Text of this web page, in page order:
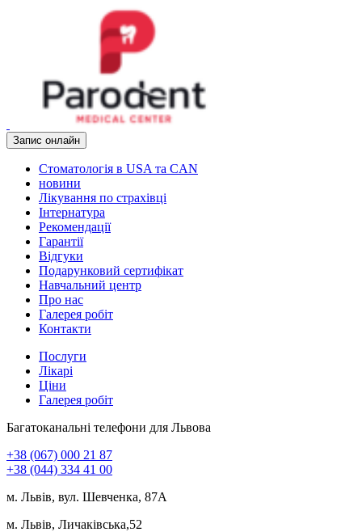
Запис онлайн
Стоматологія в USA та CAN
новини
Лікування по страхівці
Інтернатура
Рекомендації
Гарантії
Відгуки
Подарунковий сертифікат
Навчальний центр
Про нас
Галерея робіт
Контакти
Послуги
Лікарі
Ціни
Галерея робіт
Багатоканальні телефони для Львова
+38 (067) 000 21 87
+38 (044) 334 41 00
м. Львів, вул. Шевченка, 87А
м. Львів, Личаківська,52